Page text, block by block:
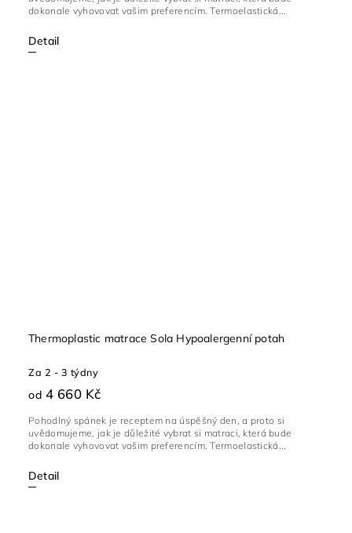
Detail
dokonale vyhovovat vašim preferencím. Termoelastická...
Thermoplastic matrace Sola Hypoalergenní potah
Za 2 - 3 týdny
od 4 660 Kč
Detail
Pohodlný spánek je receptem na úspěšný den, a proto si
uvědomujeme, jak je důležité vybrat si matraci, která bude
dokonale vyhovovat vašim preferencím. Termoelastická...